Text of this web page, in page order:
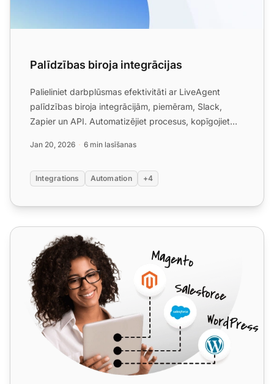
Palīdzības biroja integrācijas
Palieliniet darbplūsmas efektivitāti ar LiveAgent
palīdzības biroja integrācijām, piemēram, Slack,
Zapier un API. Automatizējiet procesus, kopīgojiet
Jan 20, 2026 6 min lasīšanas
Integrations Automation +4
Feederloop